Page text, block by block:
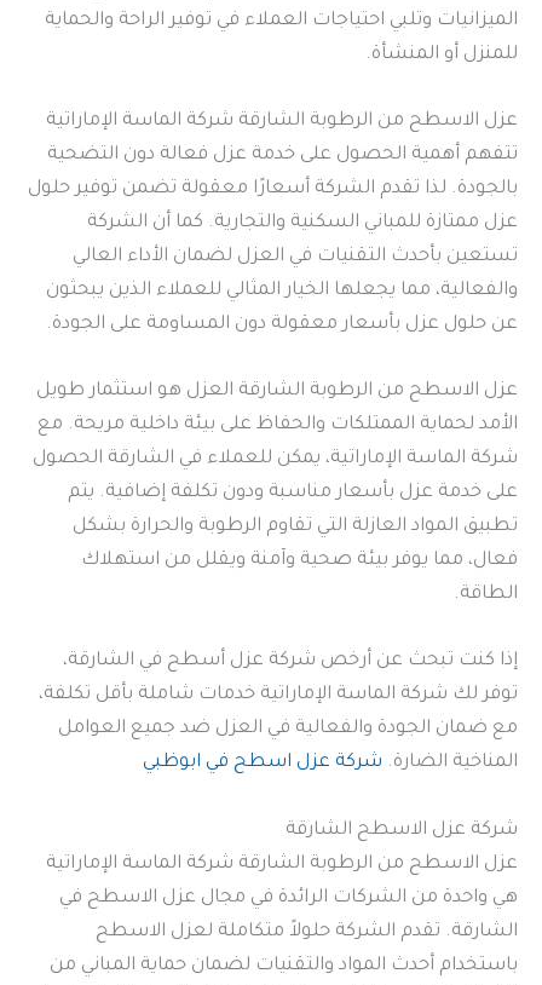
الميزانيات وتلبي احتياجات العملاء في توفير الراحة والحماية
للمنزل أو المنشأة.
عزل الاسطح من الرطوبة الشارقة شركة الماسة الإماراتية
تتفهم أهمية الحصول على خدمة عزل فعالة دون التضحية
بالجودة. لذا تقدم الشركة أسعارًا معقولة تضمن توفير حلول
عزل ممتازة للمباني السكنية والتجارية. كما أن الشركة
تستعين بأحدث التقنيات في العزل لضمان الأداء العالي
والفعالية، مما يجعلها الخيار المثالي للعملاء الذين يبحثون
عن حلول عزل بأسعار معقولة دون المساومة على الجودة.
عزل الاسطح من الرطوبة الشارقة العزل هو استثمار طويل
الأمد لحماية الممتلكات والحفاظ على بيئة داخلية مريحة. مع
شركة الماسة الإماراتية، يمكن للعملاء في الشارقة الحصول
على خدمة عزل بأسعار مناسبة ودون تكلفة إضافية. يتم
تطبيق المواد العازلة التي تقاوم الرطوبة والحرارة بشكل
فعال، مما يوفر بيئة صحية وآمنة ويقلل من استهلاك
الطاقة.
إذا كنت تبحث عن أرخص شركة عزل أسطح في الشارقة،
توفر لك شركة الماسة الإماراتية خدمات شاملة بأقل تكلفة،
مع ضمان الجودة والفعالية في العزل ضد جميع العوامل
المناخية الضارة. شركة عزل اسطح في ابوظبي
شركة عزل الاسطح الشارقة
عزل الاسطح من الرطوبة الشارقة شركة الماسة الإماراتية
هي واحدة من الشركات الرائدة في مجال عزل الاسطح في
الشارقة. تقدم الشركة حلولاً متكاملة لعزل الاسطح
باستخدام أحدث المواد والتقنيات لضمان حماية المباني من